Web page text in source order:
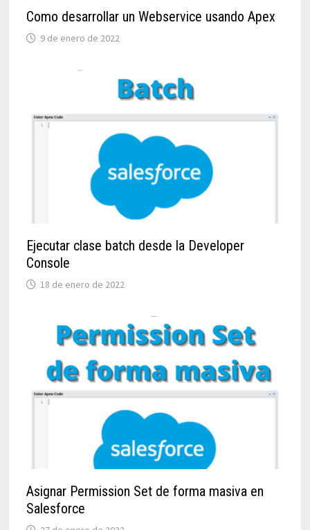
Como desarrollar un Webservice usando Apex
9 de enero de 2022
Ejecutar clase batch desde la Developer
Console
18 de enero de 2022
Asignar Permission Set de forma masiva en
Salesforce